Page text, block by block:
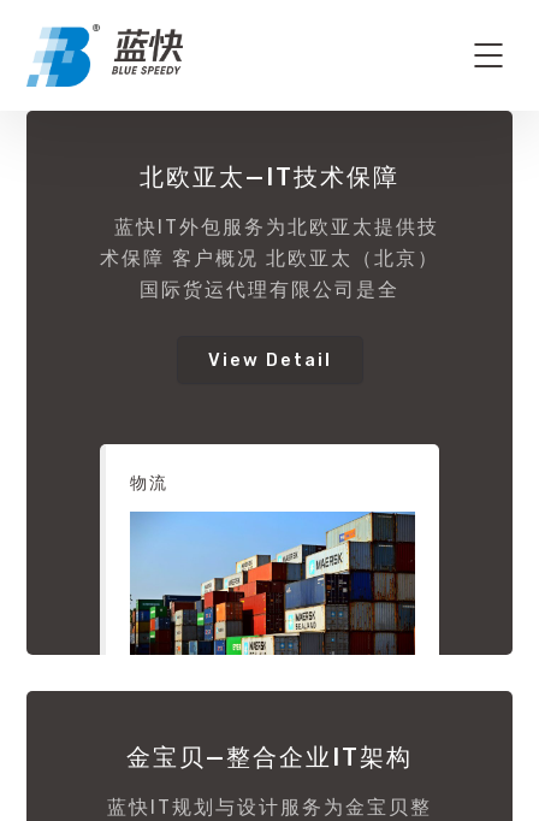
物流
北欧亚太—IT技术保障
蓝快IT外包服务为北欧亚太提供技
术保障 客户概况 北欧亚太（北京）
国际货运代理有限公司是全
View Detail
金宝贝—整合企业IT架构
蓝快IT规划与设计服务为金宝贝整